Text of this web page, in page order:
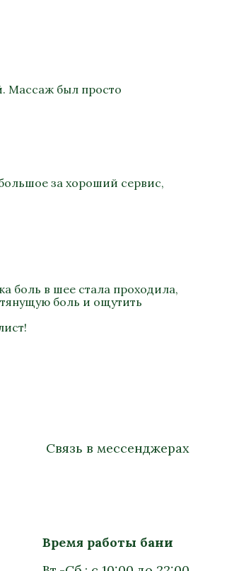
Массаж был просто
за хороший сервис,
боль в шее стала проходила,
боль и ощутить
Связь в мессенджерах
Время работы бани